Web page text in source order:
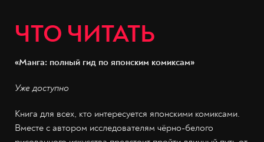
ЧТО ЧИТАТЬ
«Манга: полный гид по японским комиксам»
Уже доступно
Книга для всех, кто интересуется японскими комиксами.
Вместе с автором исследователям чёрно-белого